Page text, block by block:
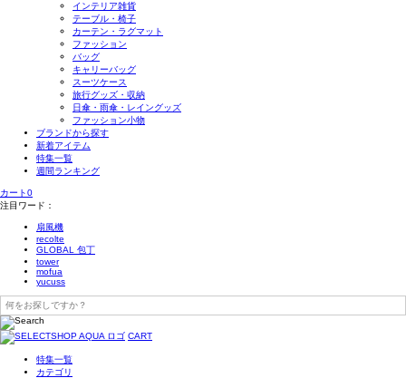
インテリア雑貨
テーブル・椅子
カーテン・ラグマット
ファッション
バッグ
キャリーバッグ
スーツケース
旅行グッズ・収納
日傘・雨傘・レイングッズ
ファッション小物
ブランドから探す
新着アイテム
特集一覧
週間ランキング
カート0
注目ワード：
扇風機
recolte
GLOBAL 包丁
tower
mofua
yucuss
CART
特集一覧
カテゴリ